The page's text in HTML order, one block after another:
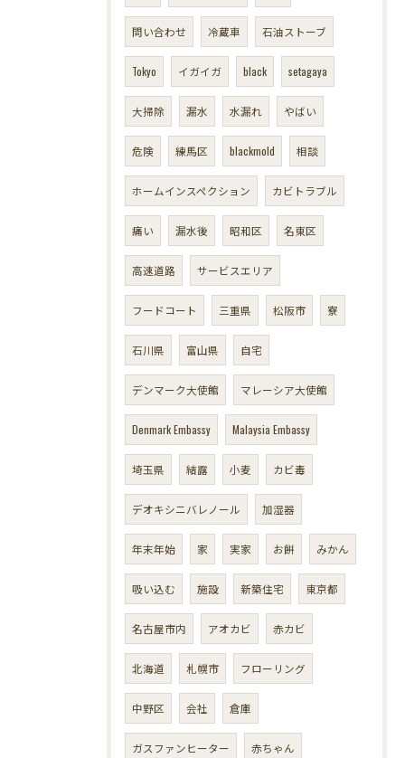
問い合わせ 冷蔵車 石油ストーブ
Tokyo イガイガ black setagaya
大掃除 漏水 水漏れ やばい
危険 練馬区 blackmold 相談
ホームインスペクション カビトラブル
痛い 漏水後 昭和区 名東区
高速道路 サービスエリア
フードコート 三重県 松阪市 寮
石川県 富山県 自宅
デンマーク大使館 マレーシア大使館
Denmark Embassy Malaysia Embassy
埼玉県 結露 小麦 カビ毒
デオキシニバレノール 加湿器
年末年始 家 実家 お餅 みかん
吸い込む 施設 新築住宅 東京都
名古屋市内 アオカビ 赤カビ
北海道 札幌市 フローリング
中野区 会社 倉庫
ガスファンヒーター 赤ちゃん